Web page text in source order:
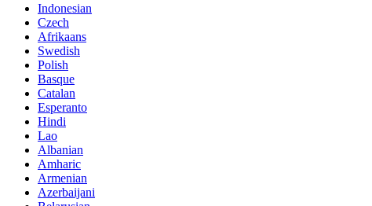
Indonesian
Czech
Afrikaans
Swedish
Polish
Basque
Catalan
Esperanto
Hindi
Lao
Albanian
Amharic
Armenian
Azerbaijani